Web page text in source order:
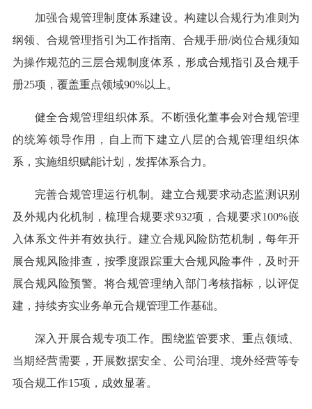
加强合规管理制度体系建设。构建以合规行为准则为
纲领、合规管理指引为工作指南、合规手册/岗位合规须知
为操作规范的三层合规制度体系，形成合规指引及合规手
册25项，覆盖重点领域90%以上。
健全合规管理组织体系。不断强化董事会对合规管理
的统筹领导作用，自上而下建立八层的合规管理组织体
系，实施组织赋能计划，发挥体系合力。
完善合规管理运行机制。建立合规要求动态监测识别
及外规内化机制，梳理合规要求932项，合规要求100%嵌
入体系文件并有效执行。建立合规风险防范机制，每年开
展合规风险排查，按季度跟踪重大合规风险事件，及时开
展合规风险预警。将合规管理纳入部门考核指标，以评促
建，持续夯实业务单元合规管理工作基础。
深入开展合规专项工作。围绕监管要求、重点领域、
当期经营需要，开展数据安全、公司治理、境外经营等专
项合规工作15项，成效显著。